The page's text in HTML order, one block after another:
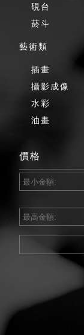
硯台
菸斗
藝術類
插畫
攝影成像
水彩
油畫
價格